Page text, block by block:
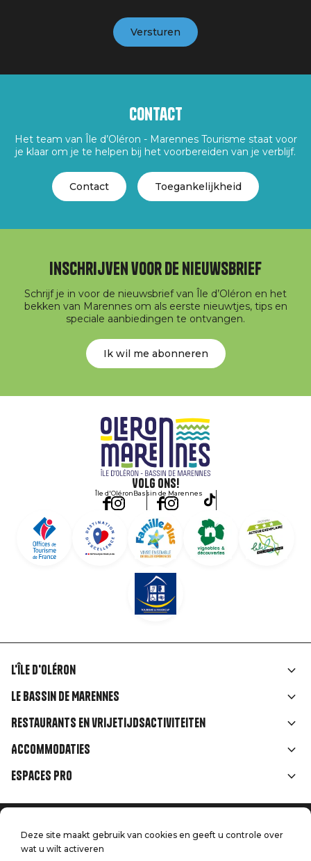
Contact
Het team van Île d’Oléron - Marennes Tourisme staat voor
je klaar om je te helpen bij het voorbereiden van je verblijf.
Contact Toegankelijkheid
Inschrijven voor de nieuwsbrief
Schrijf je in voor de nieuwsbrief van Île d’Oléron en het
bekken van Marennes om als eerste nieuwtjes, tips en
speciale aanbiedingen te ontvangen.
Ik wil me abonneren
Volg ons!
Île d'OléronBassin de Marennes
Liens
rubriques
L'île d'Oléron
Le Bassin de Marennes
Restaurants en vrijetijdsactiviteiten
Accommodaties
Espaces Pro
Menu
Juridische informatie
Druk op
Deze site maakt gebruik van cookies en geeft u controle over
wat u wilt activeren